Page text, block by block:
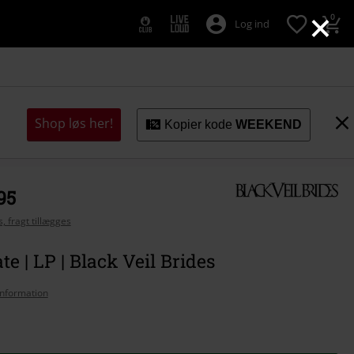
×
Log ind 0
Shop løs her! Kopier kode WEEKEND
fragt tillægges
| LP | Black Veil Brides